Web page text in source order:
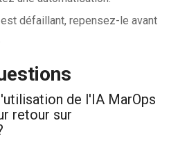
défaillant, repensez-le avant
de l'IA MarOps
retour sur